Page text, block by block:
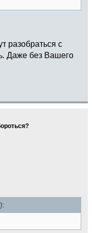
разобраться с
Даже без Вашего